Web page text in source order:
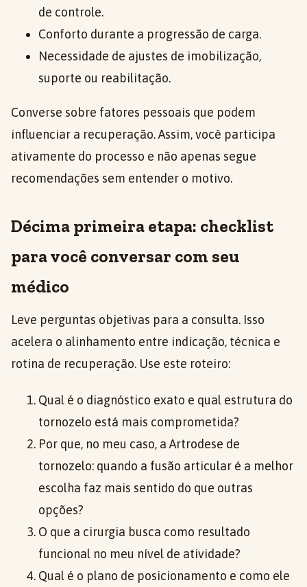
de controle.
Conforto durante a progressão de carga.
Necessidade de ajustes de imobilização,
suporte ou reabilitação.
Converse sobre fatores pessoais que podem
influenciar a recuperação. Assim, você participa
ativamente do processo e não apenas segue
recomendações sem entender o motivo.
Décima primeira etapa: checklist
para você conversar com seu
médico
Leve perguntas objetivas para a consulta. Isso
acelera o alinhamento entre indicação, técnica e
rotina de recuperação. Use este roteiro:
Qual é o diagnóstico exato e qual estrutura do
tornozelo está mais comprometida?
Por que, no meu caso, a Artrodese de
tornozelo: quando a fusão articular é a melhor
escolha faz mais sentido do que outras
opções?
O que a cirurgia busca como resultado
funcional no meu nível de atividade?
Qual é o plano de posicionamento e como ele